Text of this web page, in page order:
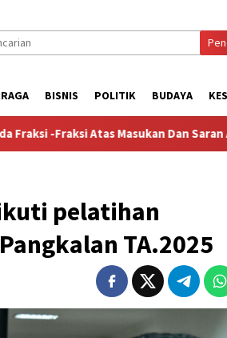
BISNIS POLITIK BUDAYA
Dan Saran Atas 4 Raperda Non-
pelatihan
TA.2025